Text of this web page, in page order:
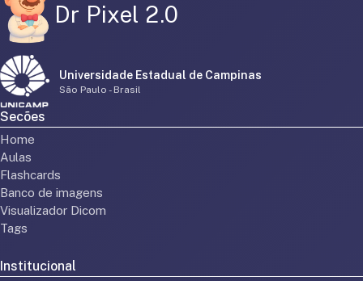
Dr Pixel 2.0
Universidade Estadual de Campinas
São Paulo - Brasil
Secões
Home
Aulas
Flashcards
Banco de imagens
Visualizador Dicom
Tags
Institucional